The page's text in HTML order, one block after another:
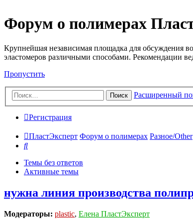
Форум о полимерах
Крупнейшая независимая площадка для обсуждения
эластомеров различными способами. Рекомендации
Пропустить
Поиск Расширенный
Регистрация
ПластЭксперт Форум о полимерах Разное/Other
Поиск
Темы без ответов
Активные темы
нужна линия производства
Модераторы: plastic, Елена ПластЭксперт